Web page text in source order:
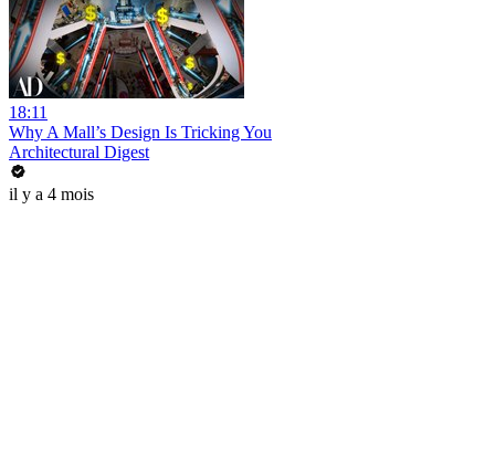
18:11
Why A Mall’s Design Is Tricking You
Architectural Digest
il y a 4 mois